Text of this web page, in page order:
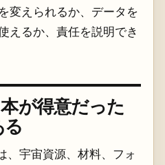
変えられるか、データを
えるか、責任を説明でき
が得意だった
、宇宙資源、材料、フォ